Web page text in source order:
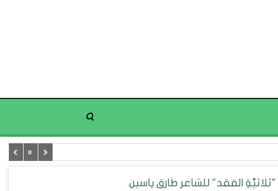
الفقد" للشاعر طارق ياسين.